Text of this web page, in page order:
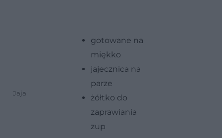
Jaja
gotowane na
miękko
jajecznica na
parze
żółtko do
zaprawiania
zup